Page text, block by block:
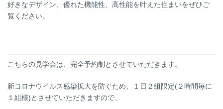
好きなデザイン、優れた機能性、高性能を叶えた住まいをぜひご
覧ください。
こちらの見学会は、完全予約制とさせていただきます。
新コロナウイルス感染拡大を防ぐため、１日２組限定(２時間毎に
１組様)とさせていただきますので、